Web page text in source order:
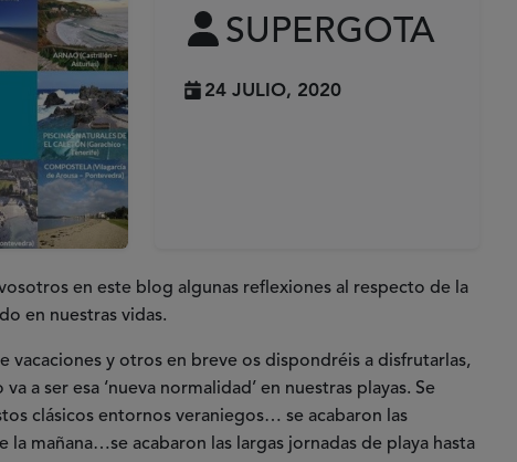
SUPERGOTA
24 JULIO, 2020
en este blog algunas reflexiones al respecto de la
en nuestras vidas.
vacaciones y otros en breve os dispondréis a disfrutarlas,
a ser esa ‘nueva normalidad’ en nuestras playas. Se
clásicos entornos veraniegos… se acabaron las
la mañana…se acabaron las largas jornadas de playa hasta